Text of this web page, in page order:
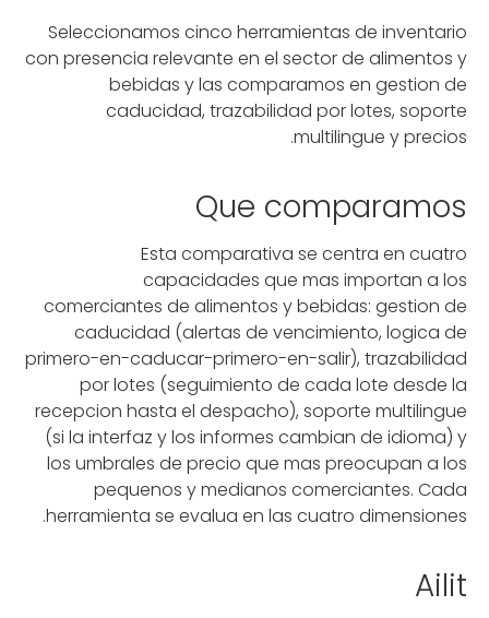
Seleccionamos cinco herramientas de inventario
con presencia relevante en el sector de alimentos y
bebidas y las comparamos en gestion de
caducidad, trazabilidad por lotes, soporte
multilingue y precios.
Que comparamos
Esta comparativa se centra en cuatro
capacidades que mas importan a los
comerciantes de alimentos y bebidas: gestion de
caducidad (alertas de vencimiento, logica de
primero-en-caducar-primero-en-salir), trazabilidad
por lotes (seguimiento de cada lote desde la
recepcion hasta el despacho), soporte multilingue
(si la interfaz y los informes cambian de idioma) y
los umbrales de precio que mas preocupan a los
pequenos y medianos comerciantes. Cada
herramienta se evalua en las cuatro dimensiones.
Ailit